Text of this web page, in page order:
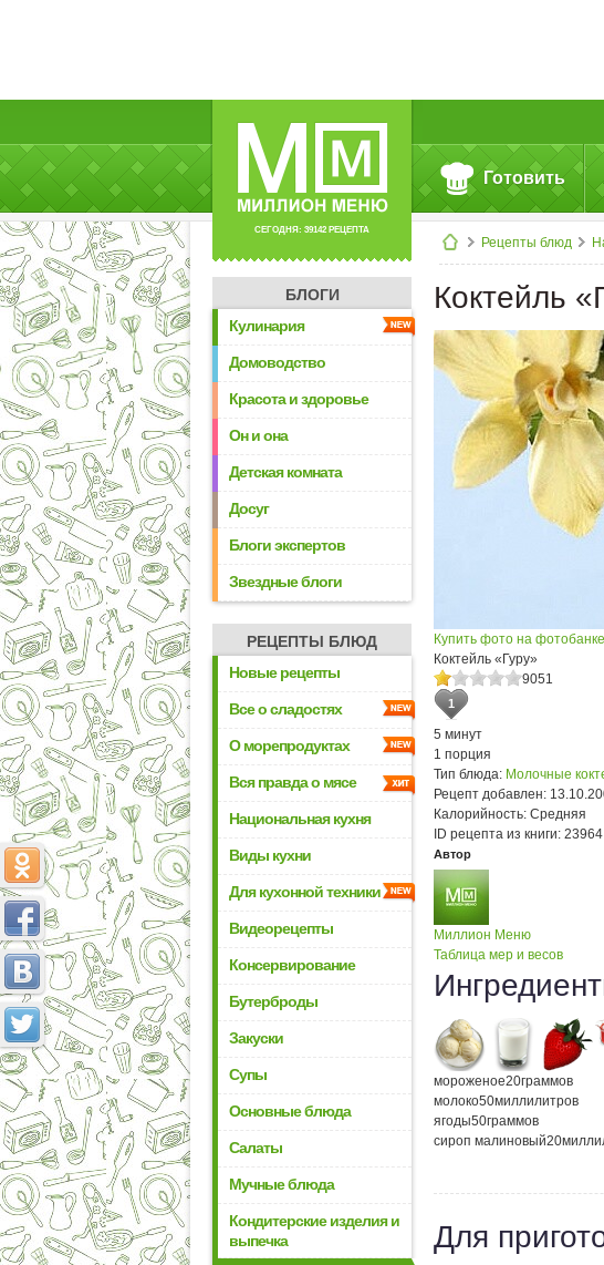
СЕГОДНЯ: 39142 РЕЦЕПТА
Готовить
Рецепты блюд
БЛОГИ
Кулинария
Домоводство
Красота и здоровье
Он и она
Детская комната
Досуг
Блоги экспертов
Звездные блоги
РЕЦЕПТЫ БЛЮД
Новые рецепты
Все о сладостях
О морепродуктах
Вся правда о мясе
Национальная кухня
Виды кухни
Для кухонной техники
Видеорецепты
Консервирование
Бутерброды
Закуски
Супы
Основные блюда
Салаты
Мучные блюда
Кондитерские изделия и
выпечка
Коктейль
Купить фото на фотобанке
Коктейль «Гуру»
9051
1
5 минут
1 порция
Тип блюда: Молочные
Рецепт добавлен:
Калорийность: Средняя
ID рецепта из книги:
Автор
Миллион Меню
Таблица мер и весов
мороженое20граммов
молоко50миллилитров
ягоды50граммов
сироп малиновый20
Для